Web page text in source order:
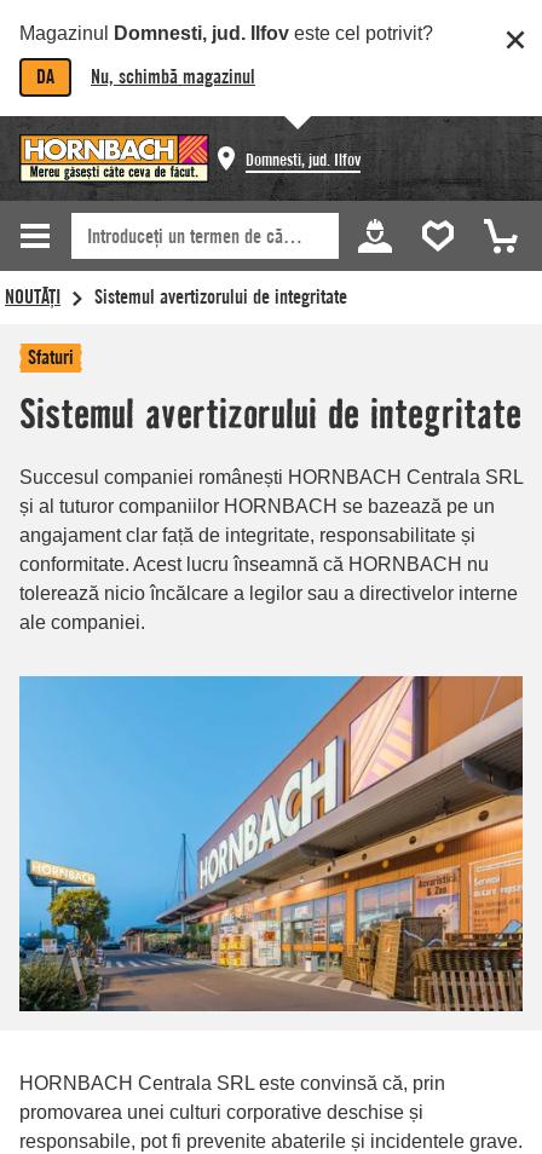
Magazinul Domnesti, jud. Ilfov este cel potrivit?
DA Nu, schimbă magazinul
Domnesti, jud. Ilfov